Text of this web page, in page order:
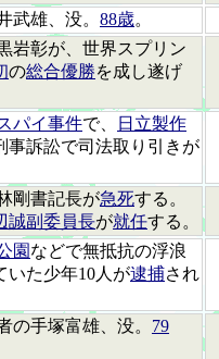
武雄、没。 88歳。
岩彰が、世界スプリン
の総合優勝を成し遂げ
パイ事件で、
日立製作
事訴訟で司法取り引きが
剛書記長が急死する。
誠副委員長が就任する。
園 などで無抵抗の浮浪
いた少年10人が逮捕され
の手塚富雄、没。 79